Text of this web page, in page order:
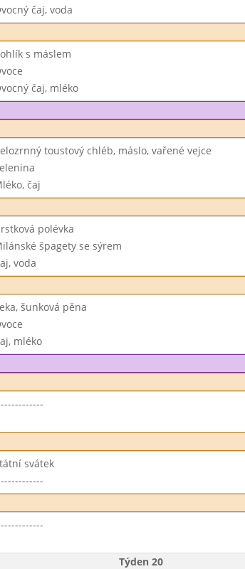
čaj, voda
s máslem
čaj, mléko
toustový chléb, máslo, vařené vejce
čaj
polévka
špagety se sýrem
voda
šunková pěna
mléko
svátek
Týden 20